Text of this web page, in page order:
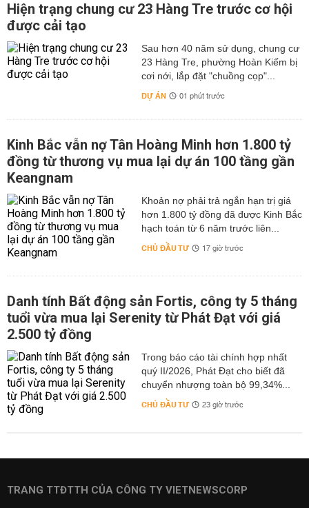
Hiện trạng chung cư 23 Hàng Tre trước cơ hội
được cải tạo
Sau hơn 40 năm sử dụng, chung cư
23 Hàng Tre, phường Hoàn Kiếm bị
cơi nới, lắp đặt "chuồng cọp"...
DỰ ÁN 01 phút trước
Kinh Bắc vẫn nợ Tân Hoàng Minh hơn 1.800 tỷ
đồng từ thương vụ mua lại dự án 100 tầng gần
Keangnam
hơn 1.800 tỷ đồng đã được Kinh Bắc
hạch toán từ 6 năm trước liên...
CHỦ ĐẦU TƯ 17 giờ trước
Danh tính Bất động sản Fortis, công ty 5 tháng
tuổi vừa mua lại Serenity từ Phát Đạt với giá
2.500 tỷ đồng
Trong báo cáo tài chính hợp nhất
quý II/2026, Phát Đạt cho biết đã
chuyển nhượng toàn bộ 99,34%...
CHỦ ĐẦU TƯ 23 giờ trước
TRANG TTĐTTH CỦA CÔNG TY VIETNEWSCORP